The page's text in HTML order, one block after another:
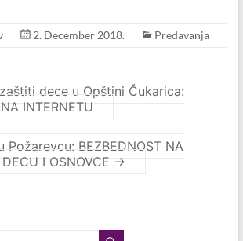
2. December 2018. Predavanja
dece u Opštini Čukarica:
INTERNETU
Požarevcu: BEZBEDNOST NA
I OSNOVCE →